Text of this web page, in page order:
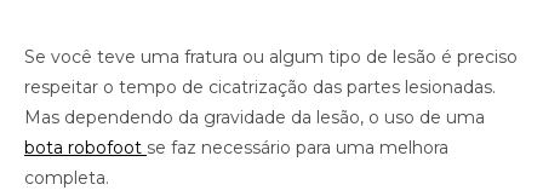
Se você teve uma fratura ou algum tipo de lesão é preciso
respeitar o tempo de cicatrização das partes lesionadas.
Mas dependendo da gravidade da lesão, o uso de uma
bota robofoot se faz necessário para uma melhora
completa.